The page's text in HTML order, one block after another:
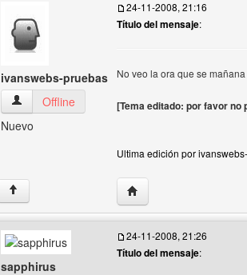
ivanswebs-pruebas
ivanswebs-pruebas Ver perfil del usuario
Offline
Nuevo
24-11-2008, 21:16
Título del mensaje:
No veo la ora que se mañana
[Tema editado: por favor
Ultima edición por
↑ Visitar sitio web del
sapphirus
24-11-2008, 21:26
Título del mensaje: